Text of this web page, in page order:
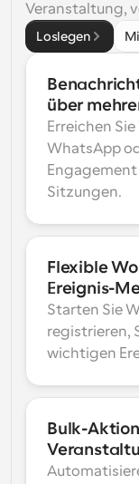
Veranstaltung,
Loslegen
über
Erreichen
WhatsApp
Sitzungen.
Flexible
Ereignis-
Starten Sie
registrieren,
wichtigen
Bulk-